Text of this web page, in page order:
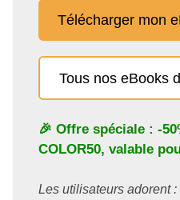
Télécharger mon
Tous nos eBooks
🎉 Offre spéciale : -
COLOR50, valable
Les utilisateurs adorent